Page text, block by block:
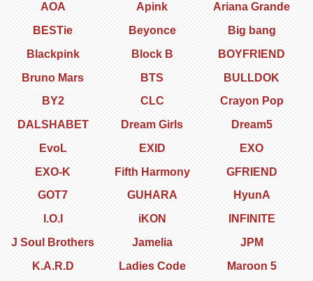
AOA
Apink
Ariana Grande
BESTie
Beyonce
Big bang
Blackpink
Block B
BOYFRIEND
Bruno Mars
BTS
BULLDOK
BY2
CLC
Crayon Pop
DALSHABET
Dream Girls
Dream5
EvoL
EXID
EXO
EXO-K
Fifth Harmony
GFRIEND
GOT7
GUHARA
HyunA
I.O.I
iKON
INFINITE
J Soul Brothers
Jamelia
JPM
K.A.R.D
Ladies Code
Maroon 5